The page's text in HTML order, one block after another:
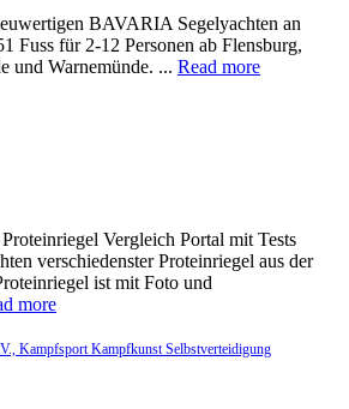
BAVARIA Segelyachten an
Fuss für 2-12 Personen ab Flensburg,
und Warnemünde. ... Read more
Vergleich Portal mit Tests
verschiedenster Proteinriegel aus der
ist mit Foto und
more
Kampfsport Kampfkunst Selbstverteidigung